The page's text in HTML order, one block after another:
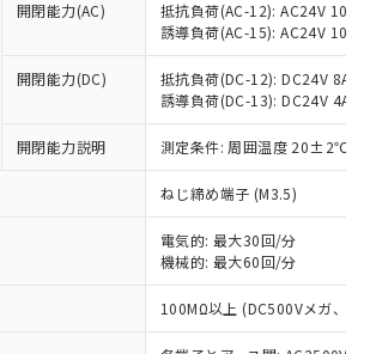
開閉能力(AC)
抵抗負荷(AC-12): AC24V 10A/
誘導負荷(AC-15): AC24V
開閉能力(DC)
抵抗負荷(DC-12): DC24V 8A/
誘導負荷(DC-13): DC24V 4A/
開閉能力説明 測定条件: 周囲温度 20±2℃、
ねじ締め端子 (M3.5)
電気的: 最大30回/分
機械的: 最大60回/分
100MΩ以上 (DC500Vメガ、点
件をお読みいただき、同意のうえ
ービスは、当社制御機器事業取扱
の当社在庫状況および標準価格
抜)を提供させていただくもので
ービスの対象外となる商品もある
をご了承ください。
状況および標準価格照会結果は、
している更新日時点での社内デー
基づき作成されるものであり、閲
れた時点での実際の在庫および標
非対応の商品で、対応品を出す予
認中：EU RoHS指令（10物質）の
対応状況を調査中または確認中の
：ライセンス料など無形物で、有
無と関係のない商品です。
事情により、非含有部品として
が、含有品と判明した場合などや
更することがあります。
以下、 水銀(Hg) 1000ppm以下、 カド
(Cr(Ⅵ)) 1000ppm以下、ポリ臭化ビフェニル
RoHS○×表
大均質材料含有率が中国RoHSの
下であることを示します。
大均質材料含有率が中国RoHSの
超えていることを示します。
確認です。当社販売部門へお問
物質の基準値 (GB/T26572)：
、 Hg(水銀) : 1000ppm、 Cd(カドミウ
は、これら貴社製品のうち、外国
および外国貿易法に定める商品
下｢規制貨物等」という）を輸出
は国外への提供する場合は、日本
府の輸出許可(または役務取引許
を取得するなどの必要な手続きを